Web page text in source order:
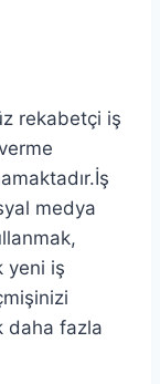
rekabetçi iş
medya
yeni iş
daha fazla